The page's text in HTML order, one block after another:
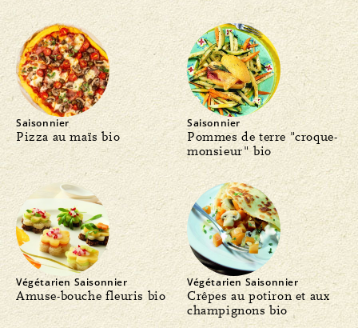
Saisonnier
Pizza au maïs bio
Saisonnier
Pommes de terre "croque-
monsieur" bio
Végétarien Saisonnier
Amuse-bouche fleuris bio
Végétarien Saisonnier
Crêpes au potiron et aux
champignons bio